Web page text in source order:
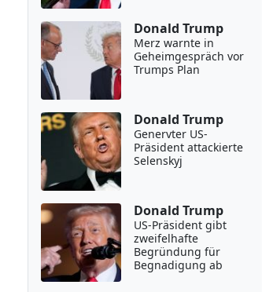
Donald Trump
Merz warnte in
Geheimgespräch vor
Trumps Plan
Donald Trump
Genervter US-
Präsident attackierte
Selenskyj
Donald Trump
US-Präsident gibt
zweifelhafte
Begründung für
Begnadigung ab